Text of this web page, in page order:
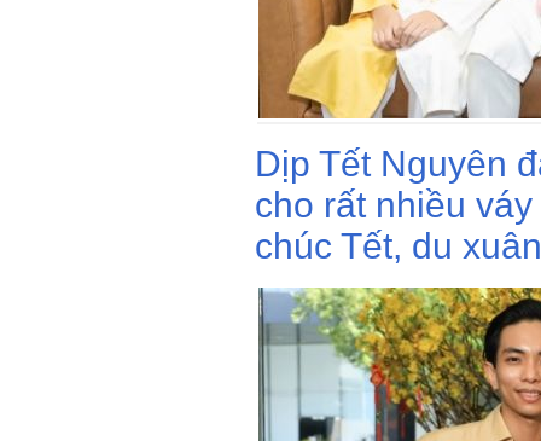
Dịp Tết Nguyên
cho rất nhiều
chúc Tết, du